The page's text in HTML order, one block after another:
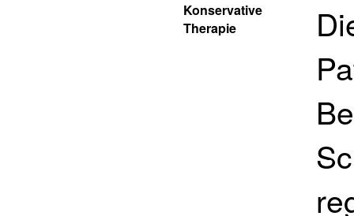
Konservative
Therapie